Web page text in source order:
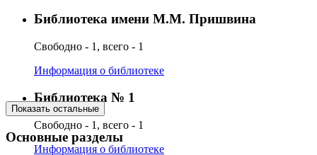
Библиотека имени М.М. Пришвина
Свободно - 1, всего - 1
Информация о библиотеке
Библиотека № 1
Свободно - 1, всего - 1
Информация о библиотеке
Показать остальные
Основные разделы